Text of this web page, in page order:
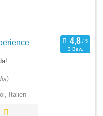
3 Bew.
Italien